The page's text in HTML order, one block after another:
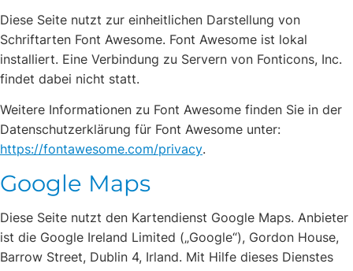
Diese Seite nutzt zur einheitlichen Darstellung von
Schriftarten Font Awesome. Font Awesome ist lokal
installiert. Eine Verbindung zu Servern von Fonticons, Inc.
findet dabei nicht statt.
Weitere Informationen zu Font Awesome finden Sie in der
Datenschutzerklärung für Font Awesome unter:
https://fontawesome.com/privacy.
Google Maps
Diese Seite nutzt den Kartendienst Google Maps. Anbieter
ist die Google Ireland Limited („Google“), Gordon House,
Barrow Street, Dublin 4, Irland. Mit Hilfe dieses Dienstes